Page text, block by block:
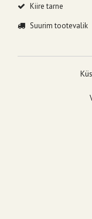
Kiire tarne
Suurim tootevalik